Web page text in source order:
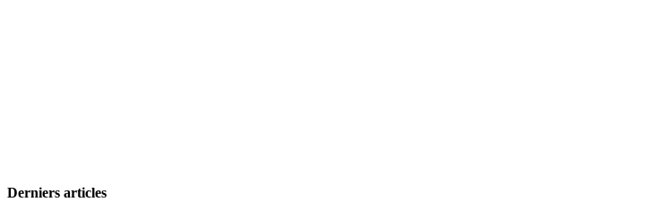
Derniers articles